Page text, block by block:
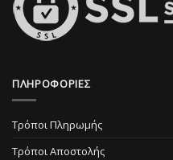
ΠΛΗΡΟΦΟΡΙΕΣ
Τρόποι Πληρωμής
Τρόποι Αποστολής